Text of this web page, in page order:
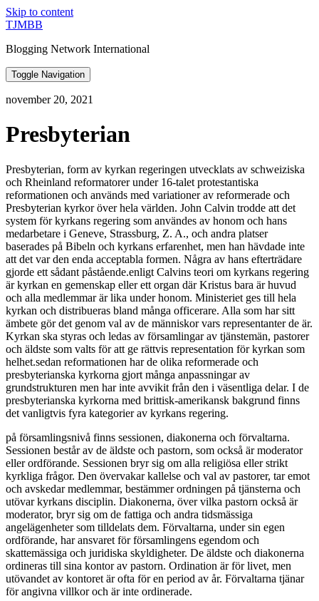
Skip to content
TJMBB
Blogging Network International
Toggle Navigation
november 20, 2021
Presbyterian
Presbyterian, form av kyrkan regeringen utvecklats av schweiziska
och Rheinland reformatorer under 16-talet protestantiska
reformationen och används med variationer av reformerade och
Presbyterian kyrkor över hela världen. John Calvin trodde att det
system för kyrkans regering som användes av honom och hans
medarbetare i Geneve, Strassburg, Z. A., och andra platser
baserades på Bibeln och kyrkans erfarenhet, men han hävdade inte
att det var den enda acceptabla formen. Några av hans efterträdare
gjorde ett sådant påstående.enligt Calvins teori om kyrkans regering
är kyrkan en gemenskap eller ett organ där Kristus bara är huvud
och alla medlemmar är lika under honom. Ministeriet ges till hela
kyrkan och distribueras bland många officerare. Alla som har sitt
ämbete gör det genom val av de människor vars representanter de är.
Kyrkan ska styras och ledas av församlingar av tjänstemän, pastorer
och äldste som valts för att ge rättvis representation för kyrkan som
helhet.sedan reformationen har de olika reformerade och
presbyterianska kyrkorna gjort många anpassningar av
grundstrukturen men har inte avvikit från den i väsentliga delar. I de
presbyterianska kyrkorna med brittisk-amerikansk bakgrund finns
det vanligtvis fyra kategorier av kyrkans regering.
på församlingsnivå finns sessionen, diakonerna och förvaltarna.
Sessionen består av de äldste och pastorn, som också är moderator
eller ordförande. Sessionen bryr sig om alla religiösa eller strikt
kyrkliga frågor. Den övervakar kallelse och val av pastorer, tar emot
och avskedar medlemmar, bestämmer ordningen på tjänsterna och
utövar kyrkans disciplin. Diakonerna, över vilka pastorn också är
moderator, bryr sig om de fattiga och andra tidsmässiga
angelägenheter som tilldelats dem. Förvaltarna, under sin egen
ordförande, har ansvaret för församlingens egendom och
skattemässiga och juridiska skyldigheter. De äldste och diakonerna
ordineras till sina kontor av pastorn. Ordination är för livet, men
utövandet av kontoret är ofta för en period av år. Förvaltarna tjänar
för angivna villkor och är inte ordinerade.